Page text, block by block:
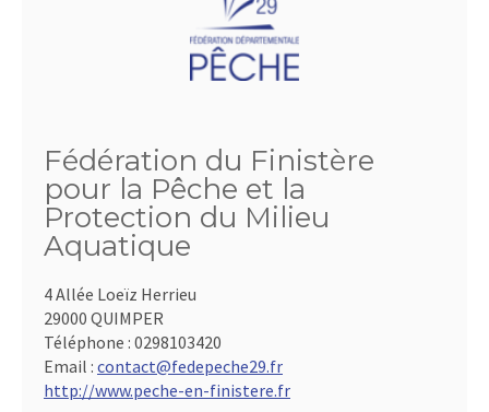
Fédération du Finistère
pour la Pêche et la
Protection du Milieu
Aquatique
4 Allée Loeïz Herrieu
29000 QUIMPER
Téléphone : 0298103420
Email : contact@fedepeche29.fr
http://www.peche-en-finistere.fr